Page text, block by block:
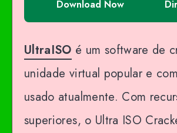
Download Now
UltraISO é um software de
unidade virtual popular e
usado atualmente. Com
superiores, o Ultra ISO